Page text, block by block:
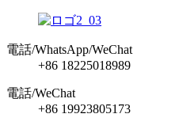
電話/WhatsApp/WeChat
+86 18225018989
電話/WeChat
+86 19923805173